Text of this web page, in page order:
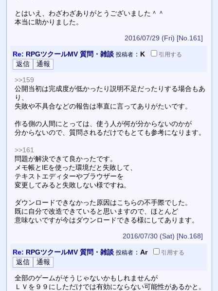
とはいえ、わざわざありがとうございました＾＾
本当に助かりました。
2016/07/29 (Fri) [No.161]
Re: RPGツクールMV 質問・雑談 投稿者： K 引用する
>>159
公開当初は完成度が低かったり説明不足だったりする場合もあ
り、
失敗や不具合などの報告は率直に言ってありがたいです。
作る側の人間にとっては、使う人が何が分からないのかが
分からないので、質問されるだけでもとても参考になります。
>>161
問題が解決できて良かったです。
メモ帳とIEを使った環境だと失敗して、
テキストエディターやブラウザーを
変更してみると失敗しない様ですね。
ダウンロードできなかった原因はこちらの不手際でした。
既に自分で改造できていると思いますので、ほとんど
意味ないですが今はダウンロードできる様にしてあります。
2016/07/30 (Sat) [No.168]
Re: RPGツクールMV 質問・雑談 投稿者： Ar 引用する
全部のゲームがそうじゃないかもしれませんが
ＬＶを９９にしただけでは有効にならない可能性があるかと。